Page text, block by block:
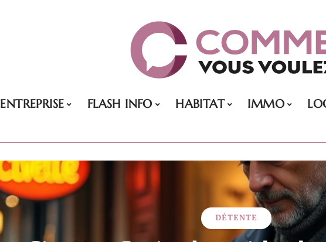
ENTREPRISE FLASH INFO HABITAT IMMO
DÉTENTE